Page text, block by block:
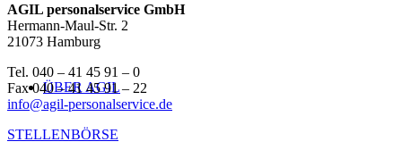
ÜBER AGIL
AGIL personalservice GmbH
Hermann-Maul-Str. 2
21073 Hamburg
Tel. 040 – 41 45 91 – 0
Fax 040 – 41 45 91 – 22
info@agil-personalservice.de
STELLENBÖRSE